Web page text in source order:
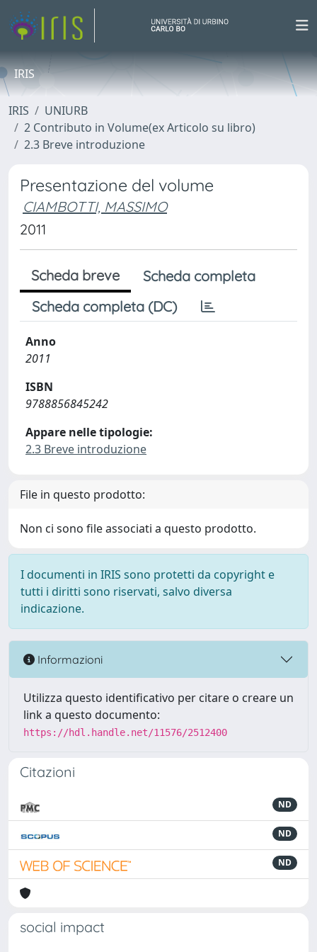
IRIS
IRIS
UNIURB
2 Contributo in Volume(ex Articolo su libro)
2.3 Breve introduzione
Presentazione del volume
CIAMBOTTI, MASSIMO
2011
Scheda breve
Scheda completa
Scheda completa (DC)
Anno
2011
ISBN
9788856845242
Appare nelle tipologie:
2.3 Breve introduzione
File in questo prodotto:
Non ci sono file associati a questo prodotto.
I documenti in IRIS sono protetti da copyright e
tutti i diritti sono riservati, salvo diversa
indicazione.
Informazioni
Utilizza questo identificativo per citare o creare un
link a questo documento:
https://hdl.handle.net/11576/2512400
Citazioni
ND
ND
ND
social impact